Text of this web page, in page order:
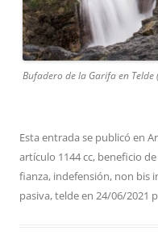
Bufadero de la Garifa en
Esta entrada se publicó en
artículo 1144 cc, beneficio
fianza, indefensión, non bis
pasiva,teldeen 24/06/2021